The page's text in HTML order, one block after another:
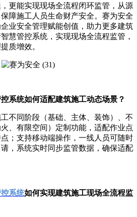
更能实现现场全流程闭环监管，从源
障施工人员生命财产安全。赛为安全
业安全管理赋能创值，助力更多建筑
慧管控系统，实现现场全流程监管，
质增效。
系统如何适配建筑施工动态场景？
不同阶段（基础、主体、装饰）、不
、有限空间）定制功能，适配作业点
；支持移动端操作，一线人员可随时
，系统实时同步监管数据，确保适配
系统如何实现建筑施工现场全流程监